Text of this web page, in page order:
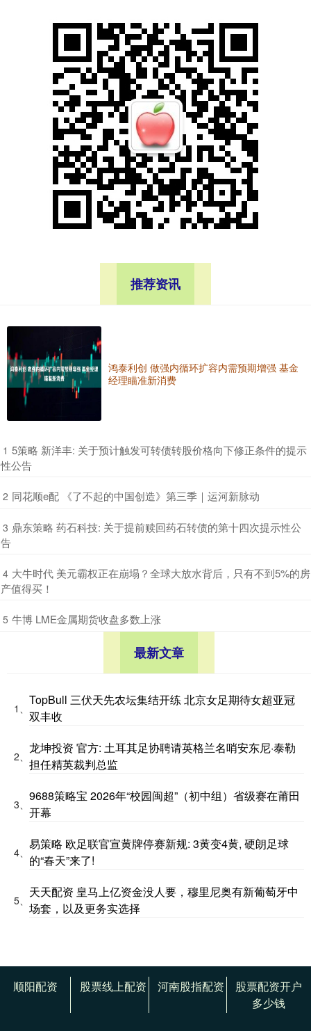
推荐资讯
鸿泰利创 做强内循环扩容内需预期增强 基金
经理瞄准新消费
1 ​5策略 新洋丰: 关于预计触发可转债转股价格向下修正条件的提示
性公告
2 ​同花顺e配 《了不起的中国创造》第三季｜运河新脉动
3 ​鼎东策略 药石科技: 关于提前赎回药石转债的第十四次提示性公
告
4 ​大牛时代 美元霸权正在崩塌？全球大放水背后，只有不到5%的房
产值得买！
5 ​牛博 LME金属期货收盘多数上涨
最新文章
1、
TopBull 三伏天先农坛集结开练 北京女足期待女超亚冠
双丰收
2、
龙坤投资 官方: 土耳其足协聘请英格兰名哨安东尼·泰勒
担任精英裁判总监
3、
9688策略宝 2026年“校园闽超”（初中组）省级赛在莆田
开幕
4、
易策略 欧足联官宣黄牌停赛新规: 3黄变4黄, 硬朗足球
的“春天”来了!
5、
天天配资 皇马上亿资金没人要，穆里尼奥有新葡萄牙中
场套，以及更务实选择
顺阳配资 股票线上配资 河南股指配资
股票配资开户
多少钱